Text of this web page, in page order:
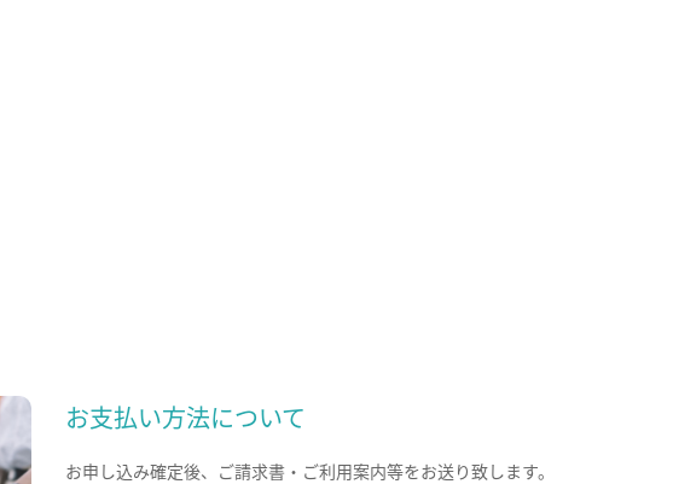
お支払い方法について
お申し込み確定後、ご請求書・ご利用案内等をお送り致します。